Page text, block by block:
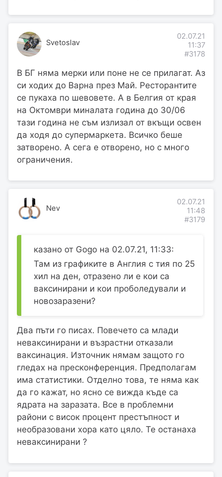
Svetoslav
02.07.21
11:37
#3178
В БГ няма мерки или поне не се прилагат. Аз
си ходих до Варна през Май. Ресторантите
се пукаха по шевовете. А в Белгия от края
на Октомври миналата година до 30/06
тази година не съм излизал от вкъщи освен
да ходя до супермаркета. Всичко беше
затворено. А сега е отворено, но с много
ограничения.
Nev
02.07.21
11:48
#3179
казано от Gogo на 02.07.21, 11:33:
Там из графиките в Англия с тия по 25
хил на ден, отразено ли е кои са
ваксинирани и кои проболедували и
новозаразени?
Два пъти го писах. Повечето са млади
неваксинирани и възрастни отказали
ваксинация. Източник нямам защото го
гледах на пресконференция. Предполагам
има статистики. Отделно това, те няма как
да го кажат, но ясно се вижда къде са
ядрата на заразата. Все в проблемни
райони с висок процент престъпност и
необразовани хора като цяло. Те останаха
неваксинирани ?